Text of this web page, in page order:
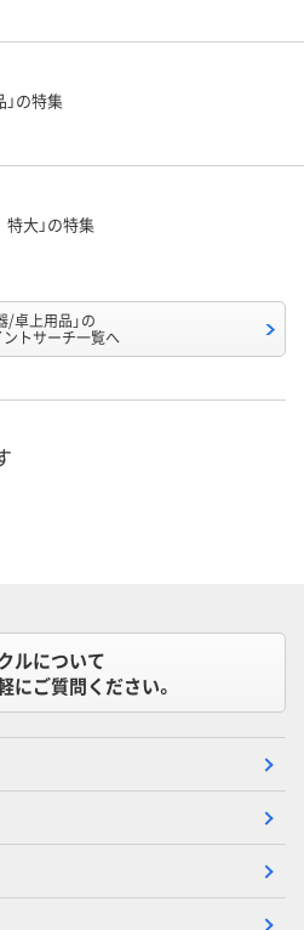
」の特集
大」の特集
/卓上用品」の
ントサーチ一覧へ
ルについて
にご質問ください。